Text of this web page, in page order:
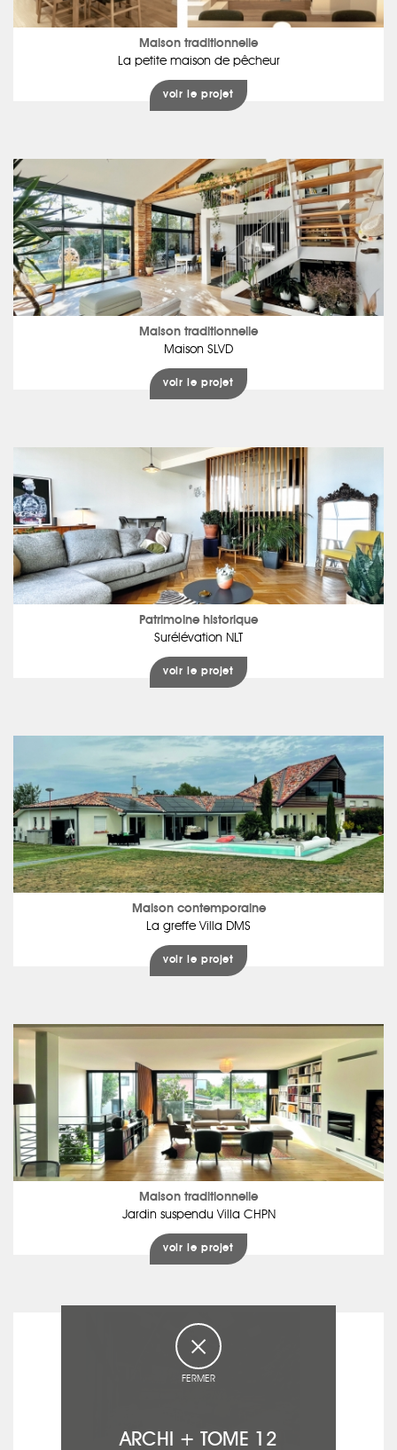
Maison traditionnelle
La petite maison de pêcheur
voir le projet
Maison traditionnelle
Maison SLVD
voir le projet
Patrimoine historique
Surélévation NLT
voir le projet
Maison contemporaine
La greffe Villa DMS
voir le projet
Maison traditionnelle
Jardin suspendu Villa CHPN
voir le projet
FERMER
ARCHI + TOME 12